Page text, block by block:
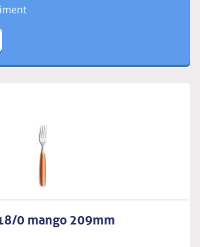
0 mango 209mm